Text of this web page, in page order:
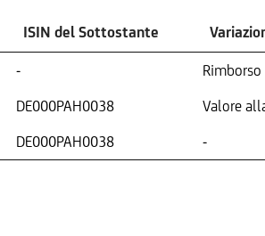
ISIN del Sottostante
- Rimborso
DE000PAH0038 Valore
DE000PAH0038 -